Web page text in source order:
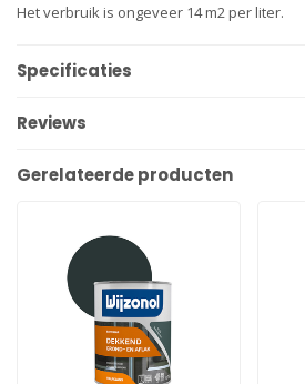
Het verbruik is ongeveer 14 m2 per liter.
Specificaties
Reviews
Gerelateerde producten